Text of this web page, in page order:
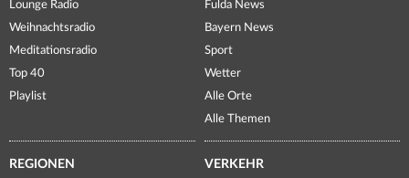
Lounge Radio
Weihnachtsradio
Meditationsradio
Top 40
Playlist
Fulda News
Bayern News
Sport
Wetter
Alle Orte
Alle Themen
REGIONEN VERKEHR